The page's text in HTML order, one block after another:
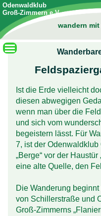
Odenwaldklub
Groß-Zimmern e.V.
wandern
Ist die Erde vielleicht
diesen abwegigen
wenn man über die
und sich vom
begeistern lässt. Für
7, ist der
„Berge“ vor der
eine alte Quelle, den
Die Wanderung
von Schiller­straße und
Groß-Zimmerns